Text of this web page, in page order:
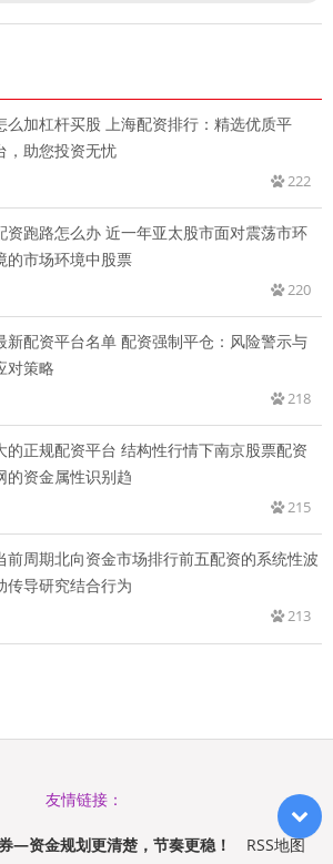
么加杠杆买股 上海配资排行：精选优质平
，助您投资无忧
222
资跑路怎么办 近一年亚太股市面对震荡市环
的市场环境中股票
220
新配资平台名单 配资强制平仓：风险警示与
对策略
218
的正规配资平台 结构性行情下南京股票配资
的资金属性识别趋
215
前周期北向资金市场排行前五配资的系统性波
传导研究结合行为
213
友情链接：
—资金规划更清楚，节奏更稳！
RSS地图